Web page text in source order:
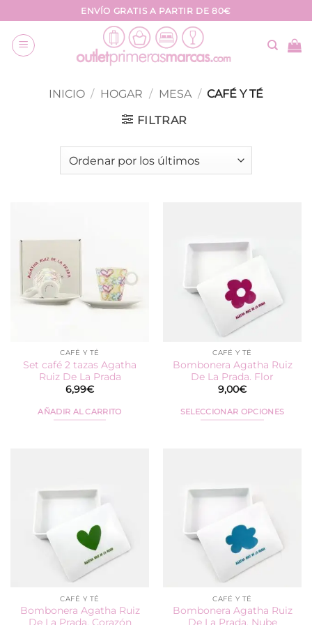
al
contenido
ENVÍO GRATIS A PARTIR DE 80€
INICIO / HOGAR / MESA / CAFÉ Y TÉ
FILTRAR
CAFÉ Y TÉ
Set café 2 tazas Agatha
Ruiz De La Prada
6,99€
AÑADIR AL CARRITO
CAFÉ Y TÉ
Bombonera Agatha Ruiz
De La Prada. Flor
9,00€
SELECCIONAR OPCIONES
variantes.
Las
se
pueden
elegir
en
página
de
CAFÉ Y TÉ
Bombonera Agatha Ruiz
De La Prada. Corazón
CAFÉ Y TÉ
Bombonera Agatha Ruiz
De La Prada. Nube